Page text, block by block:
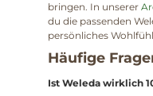
bringen. In unserer
du die passenden
persönliches
Häufige
Ist Weleda wirklich